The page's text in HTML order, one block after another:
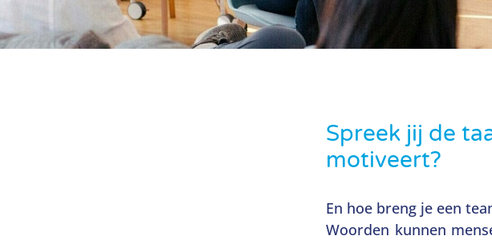
Spreek jij de
motiveert?
En hoe breng je een
Woorden kunnen